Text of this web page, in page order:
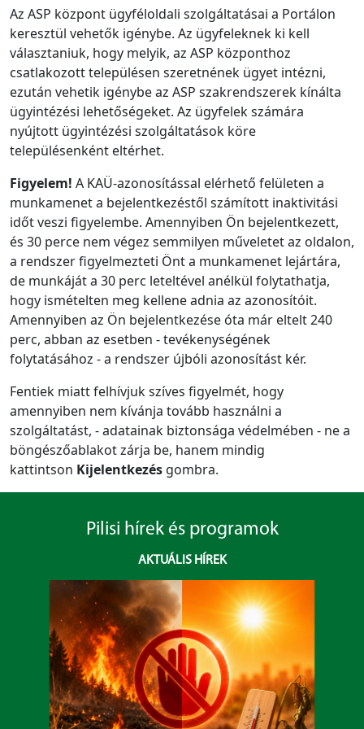
Az ASP központ ügyféloldali szolgáltatásai a Portálon
keresztül vehetők igénybe. Az ügyfeleknek ki kell
választaniuk, hogy melyik, az ASP központhoz
csatlakozott településen szeretnének ügyet intézni,
ezután vehetik igénybe az ASP szakrendszerek kínálta
ügyintézési lehetőségeket. Az ügyfelek számára
nyújtott ügyintézési szolgáltatások köre
településenként eltérhet.
Figyelem! A KAÜ-azonosítással elérhető felületen a
munkamenet a bejelentkezéstől számított inaktivitási
időt veszi figyelembe. Amennyiben Ön bejelentkezett,
és 30 perce nem végez semmilyen műveletet az oldalon,
a rendszer figyelmezteti Önt a munkamenet lejártára,
de munkáját a 30 perc leteltével anélkül folytathatja,
hogy ismételten meg kellene adnia az azonosítóit.
Amennyiben az Ön bejelentkezése óta már eltelt 240
perc, abban az esetben - tevékenységének
folytatásához - a rendszer újbóli azonosítást kér.
Fentiek miatt felhívjuk szíves figyelmét, hogy
amennyiben nem kívánja tovább használni a
szolgáltatást, - adatainak biztonsága védelmében - ne a
böngészőablakot zárja be, hanem mindig
kattintson Kijelentkezés gombra.
Pilisi hírek és programok
AKTUÁLIS HÍREK